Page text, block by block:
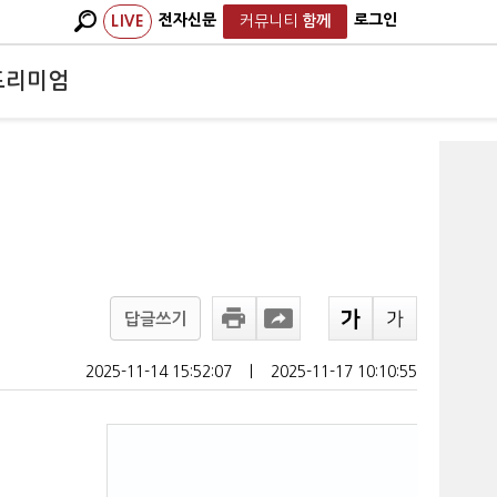
LIVE 전자신문 커뮤니티 함께 로그인
리미엄
답글쓰기
2025-11-14 15:52:07 2025-11-17 10:10:55